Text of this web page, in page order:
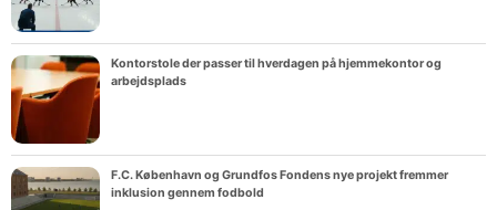
Kontorstole der passer til hverdagen på hjemmekontor og
arbejdsplads
F.C. København og Grundfos Fondens nye projekt fremmer
inklusion gennem fodbold